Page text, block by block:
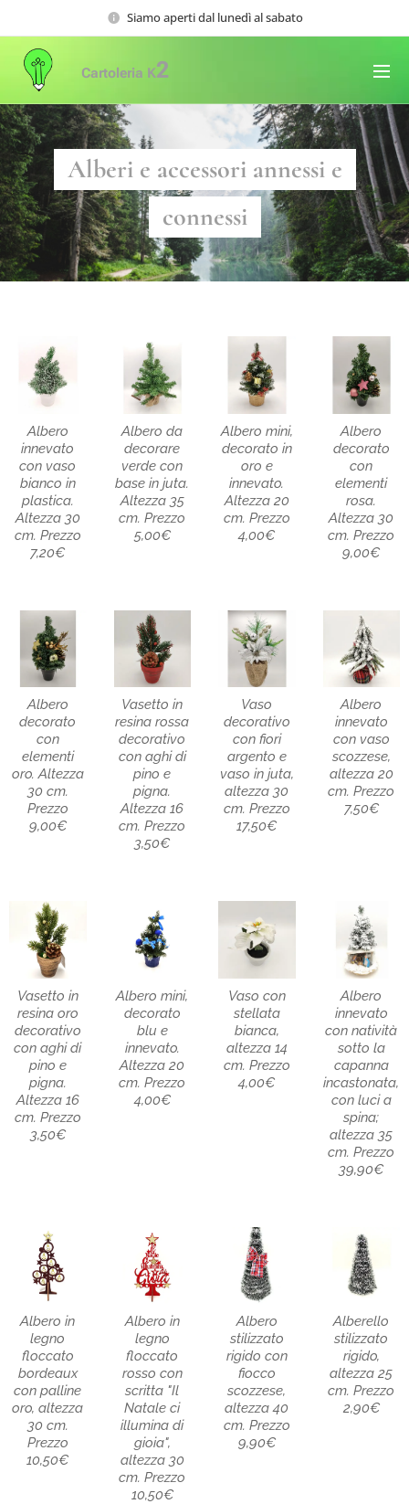
Siamo aperti dal lunedì al sabato
Cartoleria K2
Alberi e accessori annessi e
connessi
Albero
innevato
con vaso
bianco in
plastica.
Altezza 30
cm. Prezzo
7,20€
Albero da
decorare
verde con
base in juta.
Altezza 35
cm. Prezzo
5,00€
Albero mini,
decorato in
oro e
innevato.
Altezza 20
cm. Prezzo
4,00€
Albero
decorato
con
elementi
rosa.
Altezza 30
cm. Prezzo
9,00€
Albero
decorato
con
elementi
oro. Altezza
30 cm.
Prezzo
9,00€
Vasetto in
resina rossa
decorativo
con aghi di
pino e
pigna.
Altezza 16
cm. Prezzo
3,50€
Vaso
decorativo
con fiori
argento e
vaso in juta,
altezza 30
cm. Prezzo
17,50€
Albero
innevato
con vaso
scozzese,
altezza 20
cm. Prezzo
7,50€
Vasetto in
resina oro
decorativo
con aghi di
pino e
pigna.
Altezza 16
cm. Prezzo
3,50€
Albero mini,
decorato
blu e
innevato.
Altezza 20
cm. Prezzo
4,00€
Vaso con
stellata
bianca,
altezza 14
cm. Prezzo
4,00€
Albero
innevato
con natività
sotto la
capanna
incastonata,
con luci a
spina;
altezza 35
cm. Prezzo
39,90€
Albero in
legno
floccato
bordeaux
con palline
oro, altezza
30 cm.
Prezzo
10,50€
Albero in
legno
floccato
rosso con
scritta "Il
Natale ci
illumina di
gioia",
altezza 30
cm. Prezzo
10,50€
Albero
stilizzato
rigido con
fiocco
scozzese,
altezza 40
cm. Prezzo
9,90€
Alberello
stilizzato
rigido,
altezza 25
cm. Prezzo
2,90€